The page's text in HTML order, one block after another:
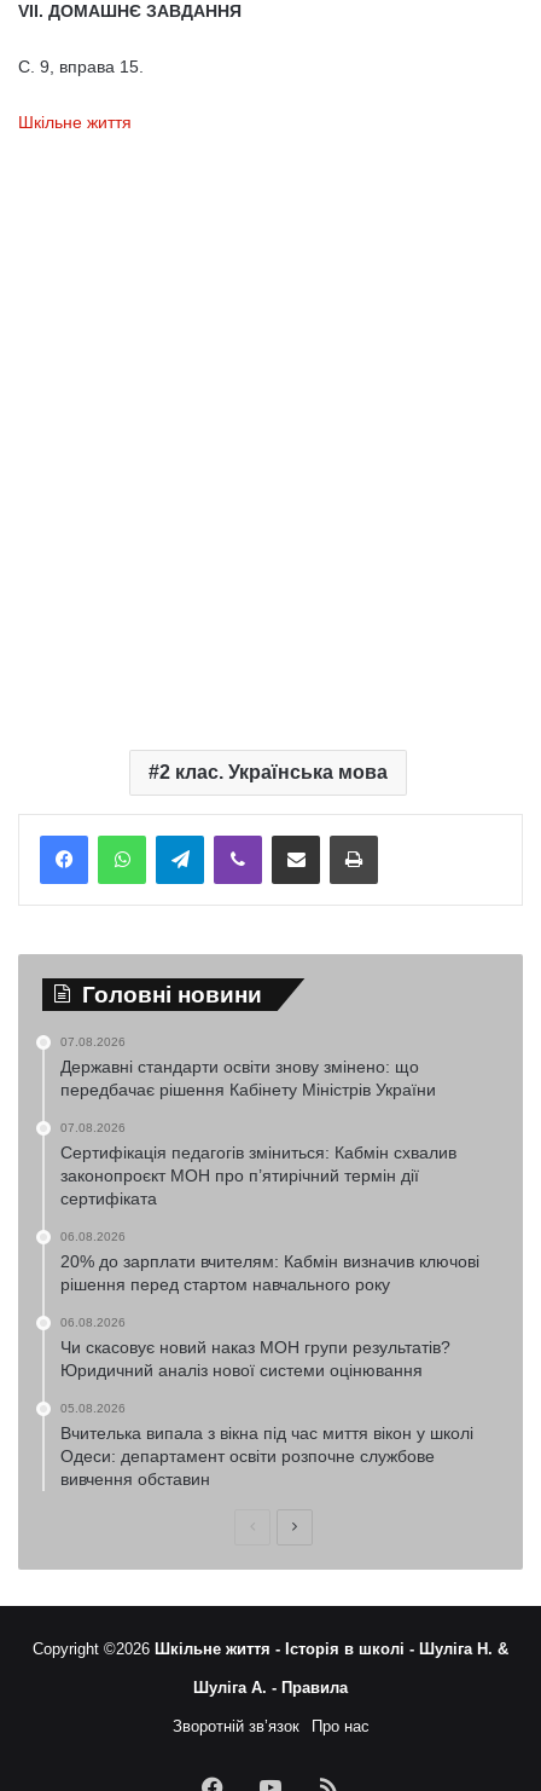
VII. ДОМАШНЄ ЗАВДАННЯ
С. 9, вправа 15.
Шкільне життя
2 клас. Українська мова
TelegramViber Надіслати електронною поштоюНадрукувати
Головні новини
07.08.2026
Державні стандарти освіти знову змінено: що
передбачає рішення Кабінету Міністрів України
07.08.2026
Сертифікація педагогів зміниться: Кабмін схвалив
законопроєкт МОН про п’ятирічний термін дії
сертифіката
06.08.2026
20% до зарплати вчителям: Кабмін визначив ключові
рішення перед стартом навчального року
06.08.2026
Чи скасовує новий наказ МОН групи результатів?
Юридичний аналіз нової системи оцінювання
05.08.2026
Вчителька випала з вікна під час миття вікон у школі
Одеси: департамент освіти розпочне службове
вивчення обставин
ПопередняНаступна
Copyright ©2026 Шкільне життя - Історія в школі - Шуліга Н. &
Шуліга А. - Правила
Зворотній зв’язок Про нас
FacebookYouTubeRSS